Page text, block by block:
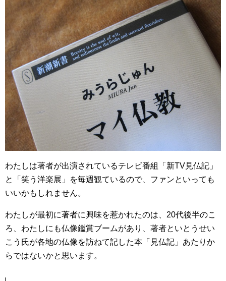
わたしは著者が出演されているテレビ番組「新TV見仏記」
と「笑う洋楽展」を毎週観ているので、ファンといっても
いいかもしれません。
わたしが最初に著者に興味を惹かれたのは、20代後半のこ
ろ、わたしにも仏像鑑賞ブームがあり、著者といとうせい
こう氏が各地の仏像を訪ねて記した本「見仏記」あたりか
らではないかと思います。